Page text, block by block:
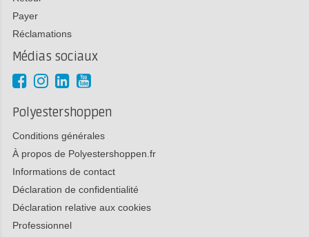
Payer
Réclamations
Médias sociaux
Polyestershoppen
Conditions générales
À propos de Polyestershoppen.fr
Informations de contact
Déclaration de confidentialité
Déclaration relative aux cookies
Professionnel